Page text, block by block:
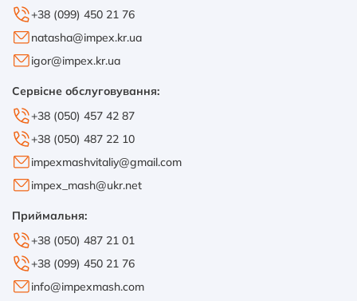
+38 (099) 450 21 76
natasha@impex.kr.ua
igor@impex.kr.ua
Сервісне обслуговування:
+38 (050) 457 42 87
+38 (050) 487 22 10
impexmashvitaliy@gmail.com
impex_mash@ukr.net
Приймальня:
+38 (050) 487 21 01
+38 (099) 450 21 76
info@impexmash.com